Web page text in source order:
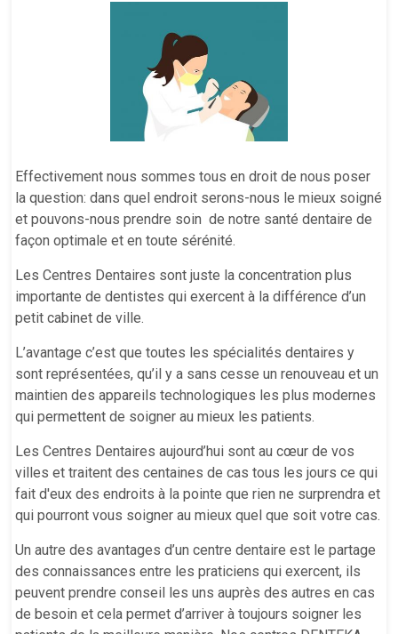
Effectivement nous sommes tous en droit de nous poser
la question: dans quel endroit serons-nous le mieux soigné
et pouvons-nous prendre soin de notre santé dentaire de
façon optimale et en toute sérénité.
Les Centres Dentaires sont juste la concentration plus
importante de dentistes qui exercent à la différence d’un
petit cabinet de ville.
L’avantage c’est que toutes les spécialités dentaires y
sont représentées, qu’il y a sans cesse un renouveau et un
maintien des appareils technologiques les plus modernes
qui permettent de soigner au mieux les patients.
Les Centres Dentaires aujourd’hui sont au cœur de vos
villes et traitent des centaines de cas tous les jours ce qui
fait d'eux des endroits à la pointe que rien ne surprendra et
qui pourront vous soigner au mieux quel que soit votre cas.
Un autre des avantages d’un centre dentaire est le partage
des connaissances entre les praticiens qui exercent, ils
peuvent prendre conseil les uns auprès des autres en cas
de besoin et cela permet d’arriver à toujours soigner les